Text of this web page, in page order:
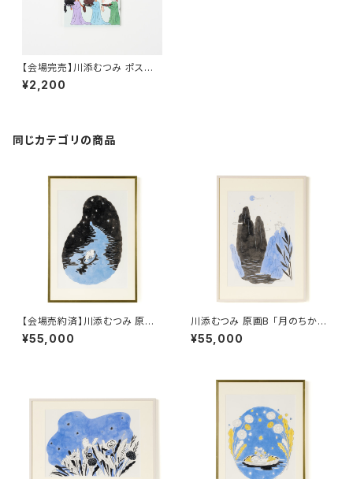
【会場完売】川添むつみ ポスカ
ブック
¥2,200
同じカテゴリの商品
【会場売約済】川添むつみ 原画A
「旅のはじまり」
¥55,000
川添むつみ 原画B 「月のちかく
に」
¥55,000